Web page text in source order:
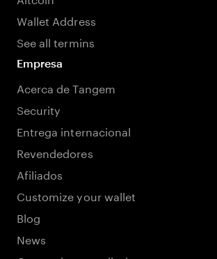
Wallet Address
See all termins
Empresa
Acerca de Tangem
Security
Entrega internacional
Revendedores
Afiliados
Customize your wallet
Blog
News